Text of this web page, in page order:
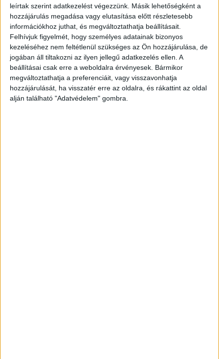
leírtak szerint adatkezelést végezzünk. Másik lehetőségként a
hozzájárulás megadása vagy elutasítása előtt részletesebb
információkhoz juthat, és megváltoztathatja beállításait.
Felhívjuk figyelmét, hogy személyes adatainak bizonyos
kezeléséhez nem feltétlenül szükséges az Ön hozzájárulása, de
jogában áll tiltakozni az ilyen jellegű adatkezelés ellen. A
beállításai csak erre a weboldalra érvényesek. Bármikor
megváltoztathatja a preferenciáit, vagy visszavonhatja
hozzájárulását, ha visszatér erre az oldalra, és rákattint az oldal
alján található "Adatvédelem" gombra.
OLVASTA MÁR?